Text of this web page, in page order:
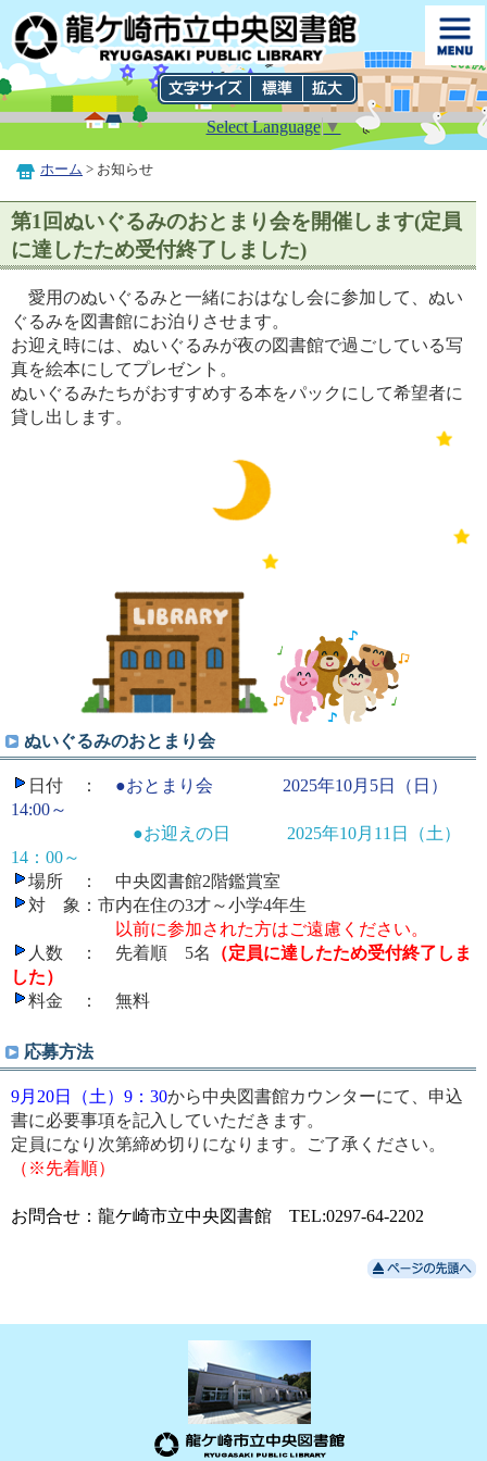
Select Language▼
ホーム > お知らせ
第1回ぬいぐるみのおとまり会を開催します(定員
に達したため受付終了しました)
愛用のぬいぐるみと一緒におはなし会に参加して、ぬい
ぐるみを図書館にお泊りさせます。
お迎え時には、ぬいぐるみが夜の図書館で過ごしている写
真を絵本にしてプレゼント。
ぬいぐるみたちがおすすめする本をパックにして希望者に
貸し出します。
ぬいぐるみのおとまり会
日付 ： ●おとまり会
2025年10月5日（日）
14:00～
●お迎えの日
2025年10月11日（土）
14：00～
場所 ： 中央図書館2階鑑賞室
対 象：市内在住の3才～小学4年生
以前に参加された方はご遠慮ください。
人数 ： 先着順 5名
（定員に達したため受付終了しま
した）
料金 ： 無料
応募方法
9月20日（土）9：30から中央図書館カウンターにて、申込
書に必要事項を記入していただきます。
定員になり次第締め切りになります。ご了承ください。
（※先着順）
お問合せ：龍ケ崎市立中央図書館 TEL:0297-64-2202